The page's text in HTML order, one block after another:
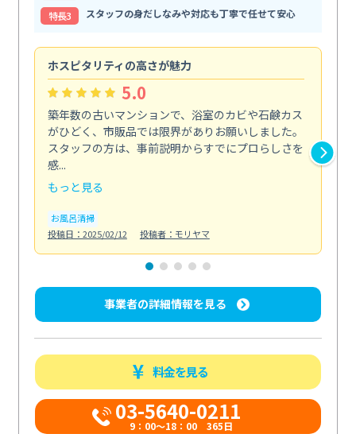
特⻑3
スタッフの身だしなみや対応も丁寧で任せて安心
ホスピタリティの高さが魅力
5.0
築年数の古いマンションで、浴室のカビや石鹸カス
がひどく、市販品では限界がありお願いしました。
スタッフの方は、事前説明からすでにプロらしさを
感...
もっと見る
お風呂清掃
投稿日：2025/02/12
投稿者：モリヤマ
事業者の詳細情報を見る
料金を見る
03-5640-0211
9：00～18：00 365日